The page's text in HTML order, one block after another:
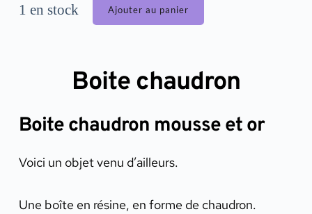
1 en stock Ajouter au panier
Boite chaudron
Boite chaudron mousse et or
Voici un objet venu d’ailleurs.
Une boîte en résine, en forme de chaudron.